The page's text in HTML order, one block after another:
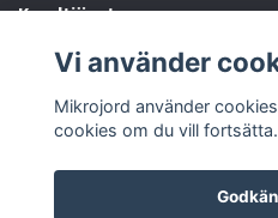
Kundtjänst
Vi använder
Mikrojord använder
cookies om du vill fortsätta.